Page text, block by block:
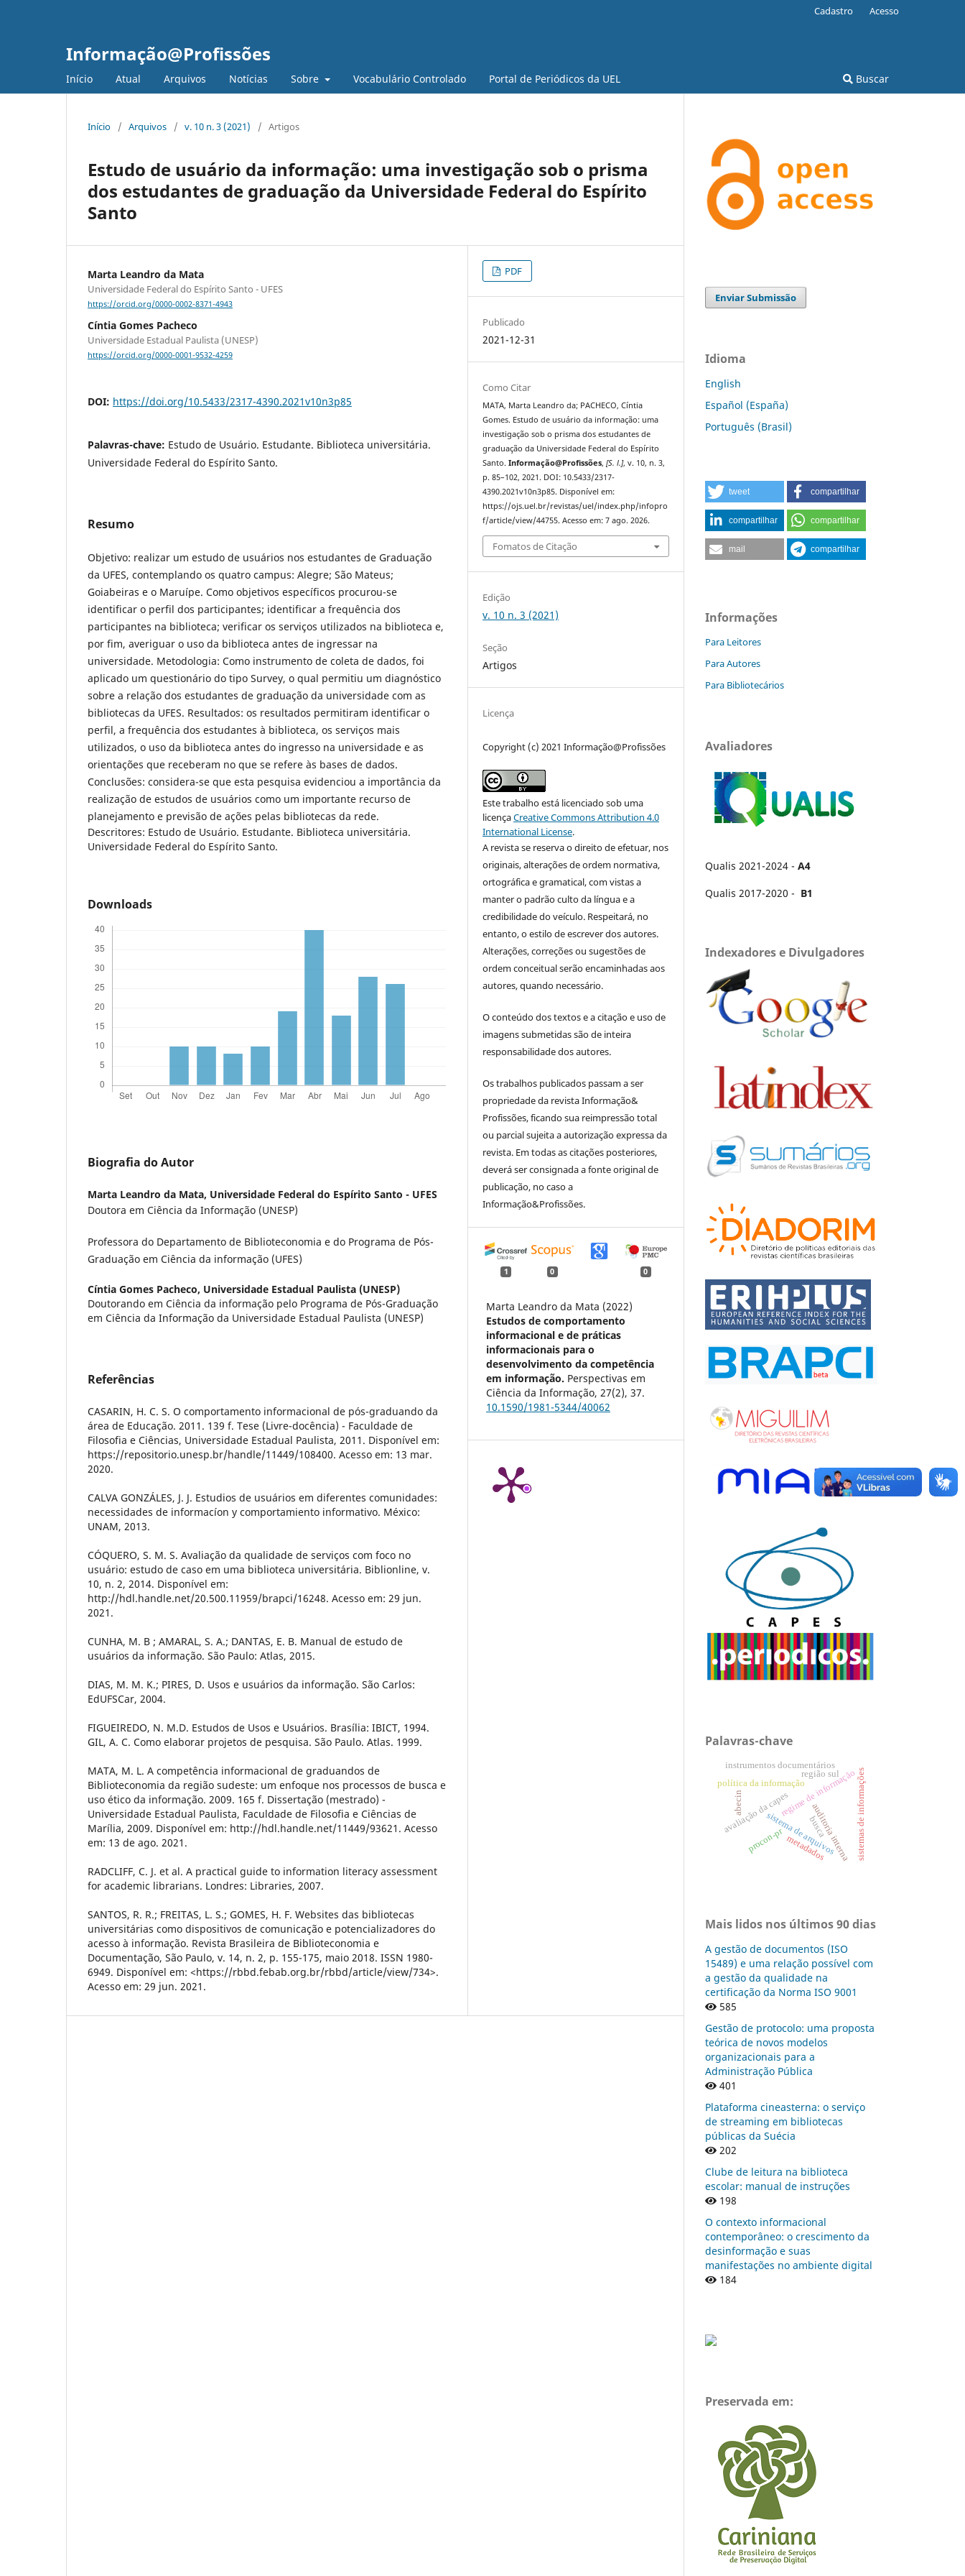
Informação@Profissões
Início Atual Arquivos Notícias Sobre Vocabulário Controlado Portal de Periódicos da UEL Buscar
Cadastro Acesso
Início / Arquivos / v. 10 n. 3 (2021) / Artigos
Estudo de usuário da informação: uma investigação sob o prisma
dos estudantes de graduação da Universidade Federal do Espírito
Santo
Marta Leandro da Mata
Universidade Federal do Espírito Santo - UFES
https://orcid.org/0000-0002-8371-4943
Cíntia Gomes Pacheco
Universidade Estadual Paulista (UNESP)
https://orcid.org/0000-0001-9532-4259
DOI: https://doi.org/10.5433/2317-4390.2021v10n3p85
Palavras-chave: Estudo de Usuário. Estudante. Biblioteca universitária.
Universidade Federal do Espírito Santo.
Resumo
Objetivo: realizar um estudo de usuários nos estudantes de Graduação
da UFES, contemplando os quatro campus: Alegre; São Mateus;
Goiabeiras e o Maruípe. Como objetivos específicos procurou-se
identificar o perfil dos participantes; identificar a frequência dos
participantes na biblioteca; verificar os serviços utilizados na biblioteca e,
por fim, averiguar o uso da biblioteca antes de ingressar na
universidade. Metodologia: Como instrumento de coleta de dados, foi
aplicado um questionário do tipo Survey, o qual permitiu um diagnóstico
sobre a relação dos estudantes de graduação da universidade com as
bibliotecas da UFES. Resultados: os resultados permitiram identificar o
perfil, a frequência dos estudantes à biblioteca, os serviços mais
utilizados, o uso da biblioteca antes do ingresso na universidade e as
orientações que receberam no que se refere às bases de dados.
Conclusões: considera-se que esta pesquisa evidenciou a importância da
realização de estudos de usuários como um importante recurso de
planejamento e previsão de ações pelas bibliotecas da rede.
Descritores: Estudo de Usuário. Estudante. Biblioteca universitária.
Universidade Federal do Espírito Santo.
Downloads
Biografia do Autor
Marta Leandro da Mata, Universidade Federal do Espírito Santo - UFES
Doutora em Ciência da Informação (UNESP)
Professora do Departamento de Biblioteconomia e do Programa de Pós-
Graduação em Ciência da informação (UFES)
Cíntia Gomes Pacheco, Universidade Estadual Paulista (UNESP)
Doutorando em Ciência da informação pelo Programa de Pós-Graduação
em Ciência da Informação da Universidade Estadual Paulista (UNESP)
Referências
CASARIN, H. C. S. O comportamento informacional de pós-graduando da
área de Educação. 2011. 139 f. Tese (Livre-docência) - Faculdade de
Filosofia e Ciências, Universidade Estadual Paulista, 2011. Disponível em:
https://repositorio.unesp.br/handle/11449/108400. Acesso em: 13 mar.
2020.
CALVA GONZÁLES, J. J. Estudios de usuários em diferentes comunidades:
necessidades de informacíon y comportamiento informativo. México:
UNAM, 2013.
CÓQUERO, S. M. S. Avaliação da qualidade de serviços com foco no
usuário: estudo de caso em uma biblioteca universitária. Biblionline, v.
10, n. 2, 2014. Disponível em:
http://hdl.handle.net/20.500.11959/brapci/16248. Acesso em: 29 jun.
2021.
CUNHA, M. B ; AMARAL, S. A.; DANTAS, E. B. Manual de estudo de
usuários da informação. São Paulo: Atlas, 2015.
DIAS, M. M. K.; PIRES, D. Usos e usuários da informação. São Carlos:
EdUFSCar, 2004.
FIGUEIREDO, N. M.D. Estudos de Usos e Usuários. Brasília: IBICT, 1994.
GIL, A. C. Como elaborar projetos de pesquisa. São Paulo. Atlas. 1999.
MATA, M. L. A competência informacional de graduandos de
Biblioteconomia da região sudeste: um enfoque nos processos de busca e
uso ético da informação. 2009. 165 f. Dissertação (mestrado) -
Universidade Estadual Paulista, Faculdade de Filosofia e Ciências de
Marília, 2009. Disponível em: http://hdl.handle.net/11449/93621. Acesso
em: 13 de ago. 2021.
RADCLIFF, C. J. et al. A practical guide to information literacy assessment
for academic librarians. Londres: Libraries, 2007.
SANTOS, R. R.; FREITAS, L. S.; GOMES, H. F. Websites das bibliotecas
universitárias como dispositivos de comunicação e potencializadores do
acesso à informação. Revista Brasileira de Biblioteconomia e
Documentação, São Paulo, v. 14, n. 2, p. 155-175, maio 2018. ISSN 1980-
6949. Disponível em: <https://rbbd.febab.org.br/rbbd/article/view/734>.
Acesso em: 29 jun. 2021.
PDF
Publicado
2021-12-31
Como Citar
MATA, Marta Leandro da; PACHECO, Cíntia
Gomes. Estudo de usuário da informação: uma
investigação sob o prisma dos estudantes de
graduação da Universidade Federal do Espírito
Santo.Informação@Profissões,[S. l.], v. 10, n. 3,
p. 85–102, 2021. DOI: 10.5433/2317-
4390.2021v10n3p85. Disponível em:
https://ojs.uel.br/revistas/uel/index.php/infopro
f/article/view/44755. Acesso em: 7 ago. 2026.
Fomatos de Citação
Edição
v. 10 n. 3 (2021)
Seção
Artigos
Licença
Copyright (c) 2021 Informação@Profissões
Este trabalho está licenciado sob uma
licençaCreative Commons Attribution 4.0
International License.
A revista se reserva o direito de efetuar, nos
originais, alterações de ordem normativa,
ortográfica e gramatical, com vistas a
manter o padrão culto da língua e a
credibilidade do veículo. Respeitará, no
entanto, o estilo de escrever dos autores.
Alterações, correções ou sugestões de
ordem conceitual serão encaminhadas aos
autores, quando necessário.
O conteúdo dos textos e a citação e uso de
imagens submetidas são de inteira
responsabilidade dos autores.
Os trabalhos publicados passam a ser
propriedade da revista Informação&
Profissões, ficando sua reimpressão total
ou parcial sujeita a autorização expressa da
revista. Em todas as citações posteriores,
deverá ser consignada a fonte original de
publicação, no caso a
Informação&Profissões.
1 0 0
Marta Leandro da Mata (2022)
Estudos de comportamento
informacional e de práticas
informacionais para o
desenvolvimento da competência
em informação. Perspectivas em
Ciência da Informação,27(2),37.
10.1590/1981-5344/40062
Enviar Submissão
Idioma
English
Español (España)
Português (Brasil)
tweet compartilhar
compartilhar compartilhar
mail compartilhar
Informações
Para Leitores
Para Autores
Para Bibliotecários
Avaliadores
Qualis 2021-2024 - A4
Qualis 2017-2020 - B1
Indexadores e Divulgadores
Palavras-chave
regime de informação
política da informação
avaliação da capessistema de arquivos sistemas de informações
auditoria interna
região sul
procon-prmetadados
abecin
busca
instrumentos documentários
Mais lidos nos últimos 90 dias
A gestão de documentos (ISO
15489) e uma relação possível com
a gestão da qualidade na
certificação da Norma ISO 9001
585
Gestão de protocolo: uma proposta
teórica de novos modelos
organizacionais para a
Administração Pública
401
Plataforma cineasterna: o serviço
de streaming em bibliotecas
públicas da Suécia
202
Clube de leitura na biblioteca
escolar: manual de instruções
198
O contexto informacional
contemporâneo: o crescimento da
desinformação e suas
manifestações no ambiente digital
184
Preservada em: